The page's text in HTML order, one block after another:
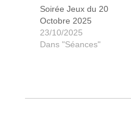
Soirée Jeux du 20
Octobre 2025
23/10/2025
Dans "Séances"